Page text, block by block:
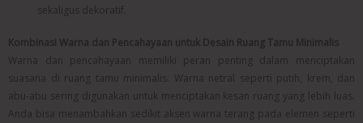
sekaligus dekoratif.
Kombinasi Warna dan Pencahayaan untuk Desain Ruang Tamu Minimalis
Warna dan pencahayaan memiliki peran penting dalam menciptakan
suasana di ruang tamu minimalis. Warna netral seperti putih, krem, dan
abu-abu sering digunakan untuk menciptakan kesan ruang yang lebih luas.
Anda bisa menambahkan sedikit aksen warna terang pada elemen seperti